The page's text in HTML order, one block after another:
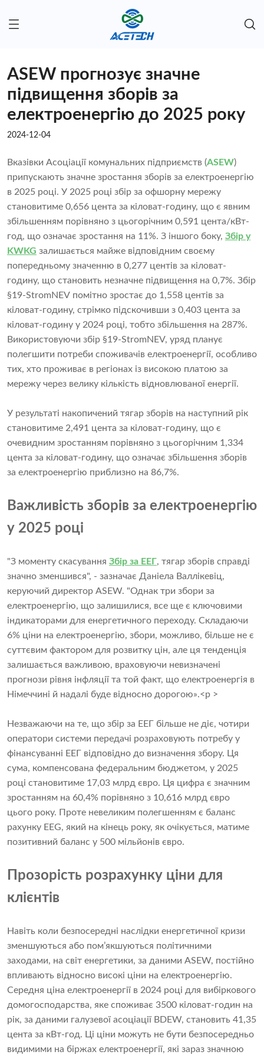
ASEW прогнозує значне
підвищення зборів за
електроенергію до 2025 року
2024-12-04
Вказівки Асоціації комунальних підприємств (ASEW)
припускають значне зростання зборів за електроенергію
в 2025 році. У 2025 році збір за офшорну мережу
становитиме 0,656 цента за кіловат-годину, що є явним
збільшенням порівняно з цьогорічним 0,591 цента/кВт-
год, що означає зростання на 11%. З іншого боку, Збір у
KWKG залишається майже відповідним своєму
попередньому значенню в 0,277 центів за кіловат-
годину, що становить незначне підвищення на 0,7%. Збір
§19-StromNEV помітно зростає до 1,558 центів за
кіловат-годину, стрімко підскочивши з 0,403 цента за
кіловат-годину у 2024 році, тобто збільшення на 287%.
Використовуючи збір §19-StromNEV, уряд планує
полегшити потреби споживачів електроенергії, особливо
тих, хто проживає в регіонах із високою платою за
мережу через велику кількість відновлюваної енергії.
У результаті накопичений тягар зборів на наступний рік
становитиме 2,491 цента за кіловат-годину, що є
очевидним зростанням порівняно з цьогорічним 1,334
цента за кіловат-годину, що означає збільшення зборів
за електроенергію приблизно на 86,7%.
Важливість зборів за електроенергію
у 2025 році
"З моменту скасування Збір за ЕЕГ, тягар зборів справді
значно зменшився", - зазначає Даніела Валлікевіц,
керуючий директор ASEW. "Однак три збори за
електроенергію, що залишилися, все ще є ключовими
індикаторами для енергетичного переходу. Складаючи
6% ціни на електроенергію, збори, можливо, більше не є
суттєвим фактором для розвитку цін, але ця тенденція
залишається важливою, враховуючи невизначені
прогнози рівня інфляції та той факт, що електроенергія в
Німеччині й надалі буде відносно дорогою».<p >
Незважаючи на те, що збір за ЕЕГ більше не діє, чотири
оператори системи передачі розраховують потребу у
фінансуванні ЕЕГ відповідно до визначення збору. Ця
сума, компенсована федеральним бюджетом, у 2025
році становитиме 17,03 млрд євро. Ця цифра є значним
зростанням на 60,4% порівняно з 10,616 млрд євро
цього року. Проте невеликим полегшенням є баланс
рахунку EEG, який на кінець року, як очікується, матиме
позитивний баланс у 500 мільйонів євро.
Прозорість розрахунку ціни для
клієнтів
Навіть коли безпосередні наслідки енергетичної кризи
зменшуються або пом’якшуються політичними
заходами, на світ енергетики, за даними ASEW, постійно
впливають відносно високі ціни на електроенергію.
Середня ціна електроенергії в 2024 році для вибіркового
домогосподарства, яке споживає 3500 кіловат-годин на
рік, за даними галузевої асоціації BDEW, становить 41,35
цента за кВт-год. Ці ціни можуть не бути безпосередньо
видимими на біржах електроенергії, які зараз значною